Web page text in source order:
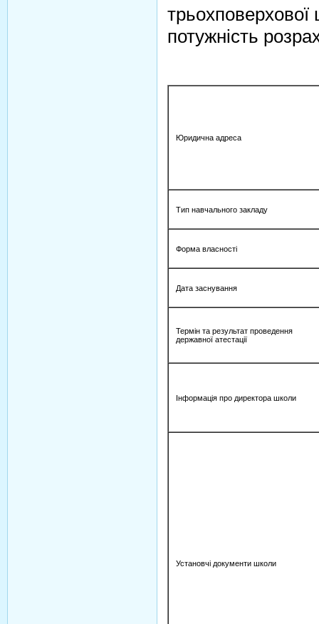
потужність
Юридична адреса
Тип навчального закладу
Форма власності
Дата заснування
Термін та результат проведення
державної атестації
Інформація про директора школи
Установчі документи школи